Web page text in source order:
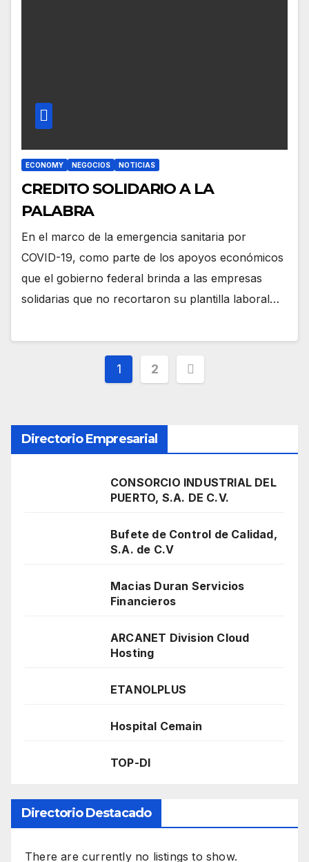
ECONOMY NEGOCIOS NOTICIAS
CREDITO SOLIDARIO A LA
PALABRA
En el marco de la emergencia sanitaria por
COVID-19, como parte de los apoyos económicos
que el gobierno federal brinda a las empresas
solidarias que no recortaron su plantilla laboral…
Paginación
entradas
1 2
Directorio Empresarial
CONSORCIO INDUSTRIAL DEL
PUERTO, S.A. DE C.V.
Bufete de Control de Calidad,
S.A. de C.V
Macias Duran Servicios
Financieros
ARCANET Division Cloud
Hosting
ETANOLPLUS
Hospital Cemain
TOP-DI
Directorio Destacado
There are currently no listings to show.